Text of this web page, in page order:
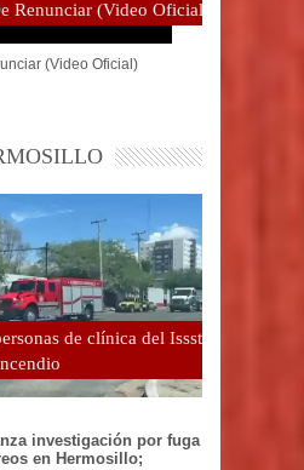
Renunciar (Video Oficial)
(Video Oficial)
de clínica del Issste
investigación por fuga
en Hermosillo;